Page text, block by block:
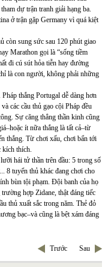
dự trận tranh giải hạng ba.
ở trận gặp Germany vì quá kiệt
còn sung sức sau 120 phút giao
Marathon gọi là “sống tiềm
đi cú sút hỏa tiễn hay đường
là con người, không phải những
thắng Portugal dễ dàng hơn
các cầu thủ gạo cội Pháp đều
Sự căng thẳng thần kinh cũng
ít nữa thắng là tất cả–từ
thắng. Từ chơi xấu, chơi bẩn tới
kích thích.
hái tử thần trên đầu: 5 trong số
8 tuyển thủ khác đang chơi cho
bùn tội phạm. Đội banh của họ
hợp Zidane, thật đáng tiếc
thủ xuất sắc trong năm. Thẻ đỏ
bạc–và cũng là bệt xám đáng
Trước Sau